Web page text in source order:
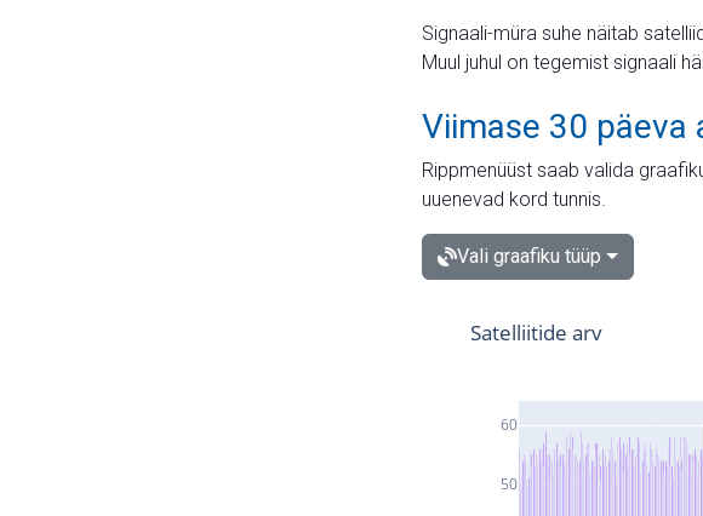
Signaali-müra suhe näitab
Muul juhul on tegemist signaali
Viimase 30 päeva
Rippmenüüst saab valida
uuenevad kord tunnis.
Vali graafiku tüüp
50
60
Satelliitide arv